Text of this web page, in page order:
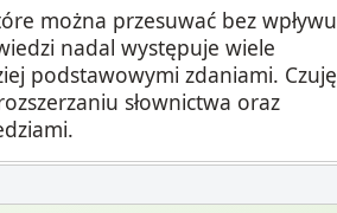
można przesuwać bez wpływu
nadal występuje wiele
podstawowymi zdaniami. Czuję
słownictwa oraz